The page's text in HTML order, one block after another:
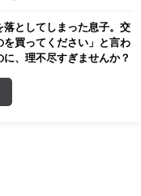
としてしまった息子。交
買ってください」と言わ
、理不尽すぎませんか？